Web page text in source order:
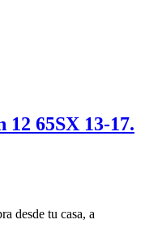
65SX 13-17.
desde tu casa, a